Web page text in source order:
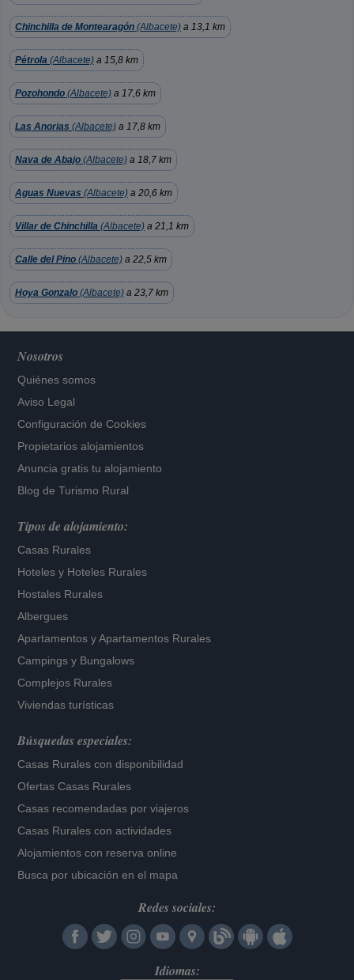
Chinchilla de Montearagón (Albacete) a 13,1 km
Pétrola (Albacete) a 15,8 km
Pozohondo (Albacete) a 17,6 km
Las Anorias (Albacete) a 17,8 km
Nava de Abajo (Albacete) a 18,7 km
Aguas Nuevas (Albacete) a 20,6 km
Villar de Chinchilla (Albacete) a 21,1 km
Calle del Pino (Albacete) a 22,5 km
Hoya Gonzalo (Albacete) a 23,7 km
Nosotros
Quiénes somos
Aviso Legal
Configuración de Cookies
Propietarios alojamientos
Anuncia gratis tu alojamiento
Blog de Turismo Rural
Tipos de alojamiento:
Casas Rurales
Hoteles y Hoteles Rurales
Hostales Rurales
Albergues
Apartamentos yApartamentos Rurales
Campings y Bungalows
Complejos Rurales
Viviendas turísticas
Búsquedas especiales:
Casas Rurales con disponibilidad
Ofertas Casas Rurales
Casas recomendadas por viajeros
Casas Rurales con actividades
Alojamientos con reserva online
Busca por ubicación en el mapa
Redes sociales:
Idiomas: